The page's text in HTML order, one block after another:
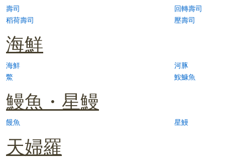
壽司
回轉壽司
稻荷壽司
壓壽司
海鮮
海鮮
河豚
鱉
鮟鱇魚
鰻魚・星鰻
饅魚 星鰻
天婦羅